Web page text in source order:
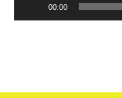
00:00